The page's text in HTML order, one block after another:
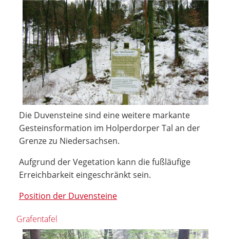
Die Duvensteine sind eine weitere markante
Gesteinsformation im Holperdorper Tal an der
Grenze zu Niedersachsen.
Aufgrund der Vegetation kann die fußläufige
Erreichbarkeit eingeschränkt sein.
Position der Duvensteine
Grafentafel